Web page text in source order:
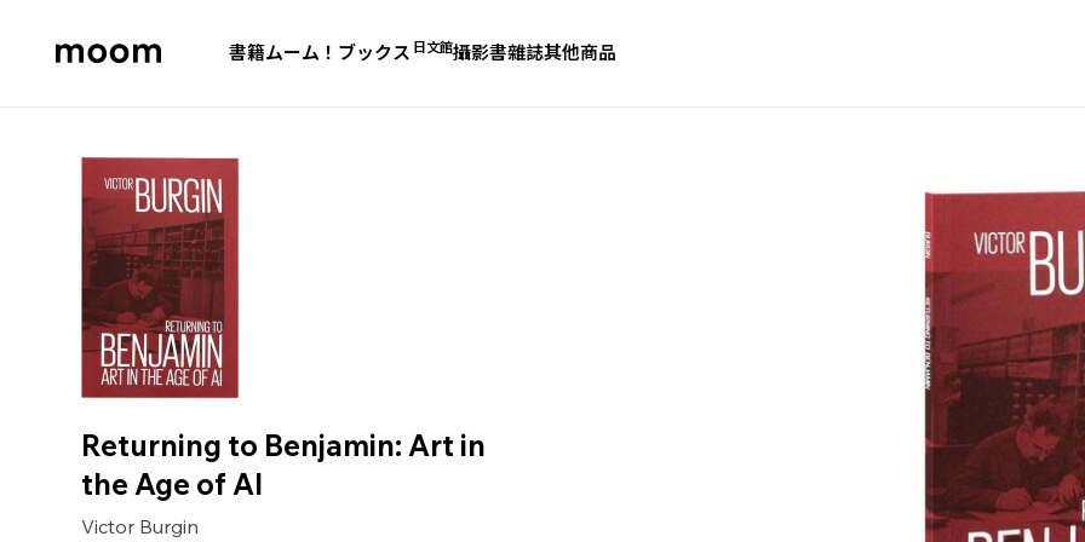
書籍ムーム！ブックス 日文館攝影書雜誌其他商品
Returning to Benjamin: Art in
the Age of AI
Victor Burgin